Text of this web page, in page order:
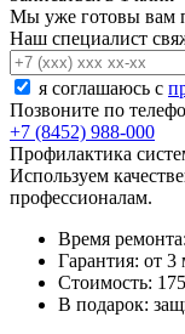
Мы уже готовы вам
Наш специалист
я соглашаюсь c
Позвоните по
+7 (8452) 988-000
Профилактика
Используем
профессионалам.
Время ремонта:
Гарантия: от 3
Стоимость:
В подарок: